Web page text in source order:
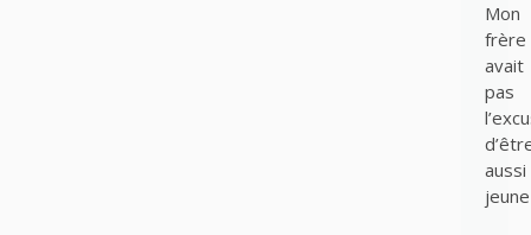
Mon
frère
avait
pas
aussi
jeune